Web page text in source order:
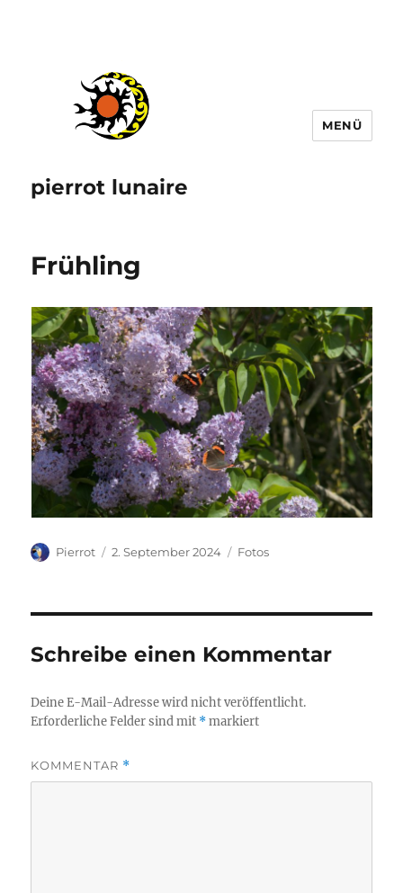
pierrot lunaire
MENÜ
Frühling
Autor
Pierrot
Veröffentlicht
2. September 2024 Kategorien
Fotos
Schreibe einen Kommentar
Deine E-Mail-Adresse wird nicht veröffentlicht.
Erforderliche Felder sind mit *markiert
KOMMENTAR *